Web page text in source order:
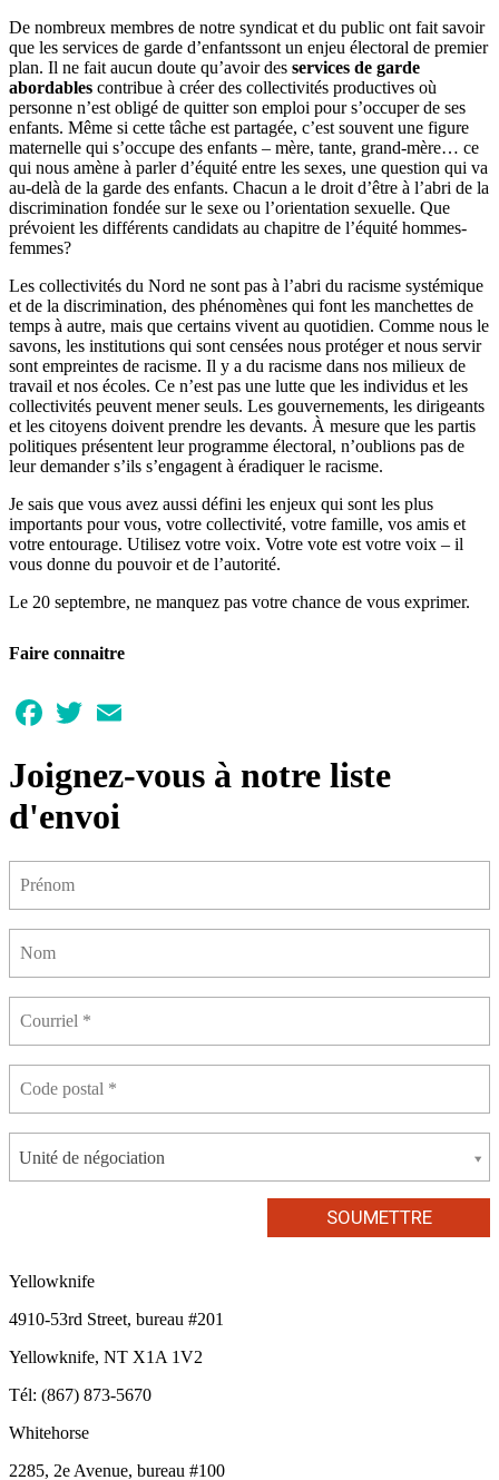
De nombreux membres de notre syndicat et du public ont fait savoir
que les services de garde d’enfantssont un enjeu électoral de premier
plan. Il ne fait aucun doute qu’avoir des services de garde
abordables contribue à créer des collectivités productives où
personne n’est obligé de quitter son emploi pour s’occuper de ses
enfants. Même si cette tâche est partagée, c’est souvent une figure
maternelle qui s’occupe des enfants – mère, tante, grand‑mère… ce
qui nous amène à parler d’équité entre les sexes, une question qui va
au-delà de la garde des enfants. Chacun a le droit d’être à l’abri de la
discrimination fondée sur le sexe ou l’orientation sexuelle. Que
prévoient les différents candidats au chapitre de l’équité hommes-
femmes?
Les collectivités du Nord ne sont pas à l’abri du racisme systémique
et de la discrimination, des phénomènes qui font les manchettes de
temps à autre, mais que certains vivent au quotidien. Comme nous le
savons, les institutions qui sont censées nous protéger et nous servir
sont empreintes de racisme. Il y a du racisme dans nos milieux de
travail et nos écoles. Ce n’est pas une lutte que les individus et les
collectivités peuvent mener seuls. Les gouvernements, les dirigeants
et les citoyens doivent prendre les devants. À mesure que les partis
politiques présentent leur programme électoral, n’oublions pas de
leur demander s’ils s’engagent à éradiquer le racisme.
Je sais que vous avez aussi défini les enjeux qui sont les plus
importants pour vous, votre collectivité, votre famille, vos amis et
votre entourage. Utilisez votre voix. Votre vote est votre voix – il
vous donne du pouvoir et de l’autorité.
Le 20 septembre, ne manquez pas votre chance de vous exprimer.
Faire connaitre
Facebook
Twitter
Joignez-vous à notre liste
d'envoi
Unité de négociation
Yellowknife
4910-53rd Street, bureau #201
Yellowknife, NT X1A 1V2
Tél: (867) 873-5670
Whitehorse
2285, 2e Avenue, bureau #100